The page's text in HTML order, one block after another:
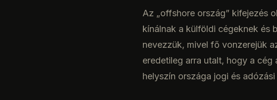
Az „offshore ország” kifejezés
kínálnak a külföldi cégeknek és
nevezzük, mivel fő vonzerejük
eredetileg arra utalt, hogy a
helyszín országa jogi és